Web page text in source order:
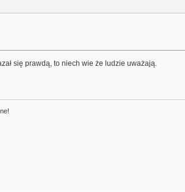
się prawdą, to niech wie że ludzie uważają.